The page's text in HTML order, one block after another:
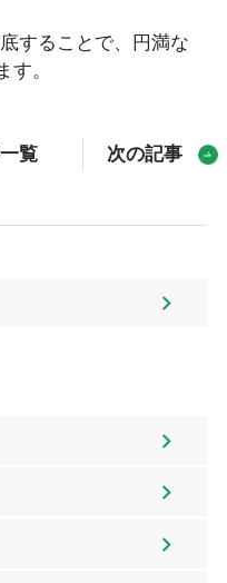
することで、円満な
。
覧 次の記事